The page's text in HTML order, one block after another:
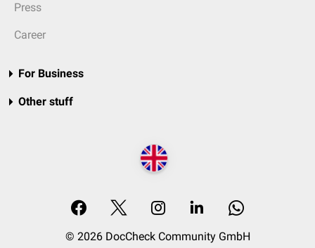
Press
Career
For Business
Other stuff
© 2026 DocCheck Community GmbH